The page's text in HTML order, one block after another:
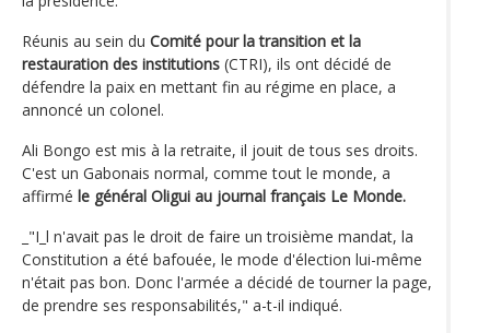
Réunis au sein du Comité pour la transition et la
restauration des institutions (CTRI), ils ont décidé de
défendre la paix en mettant fin au régime en place, a
annoncé un colonel.
Ali Bongo est mis à la retraite, il jouit de tous ses droits.
C'est un Gabonais normal, comme tout le monde, a
affirmé le général Oligui au journal français Le Monde.
_"I_l n'avait pas le droit de faire un troisième mandat, la
Constitution a été bafouée, le mode d'élection lui-même
n'était pas bon. Donc l'armée a décidé de tourner la page,
de prendre ses responsabilités," a-t-il indiqué.